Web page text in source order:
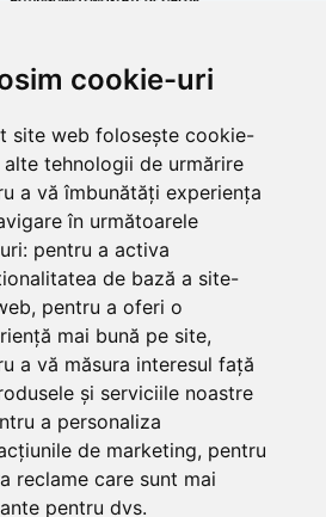
cookie-uri
site web folosește cookie-
alte tehnologii de urmărire
a vă îmbunătăți experiența
în următoarele
pentru a activa
de bază a site-
, pentru a oferi o
mai bună pe site,
a vă măsura interesul față
și serviciile noastre
a personaliza
de marketing, pentru
reclame care sunt mai
pentru dvs.
5, Bucuresti
3004724
13176/1991
021.411.44.44